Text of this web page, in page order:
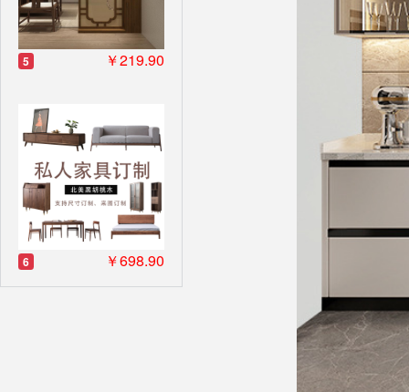
5 ￥219.90
6 ￥698.90